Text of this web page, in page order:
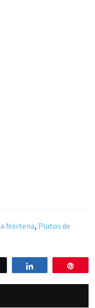
Nortena, Platos de
Compartir